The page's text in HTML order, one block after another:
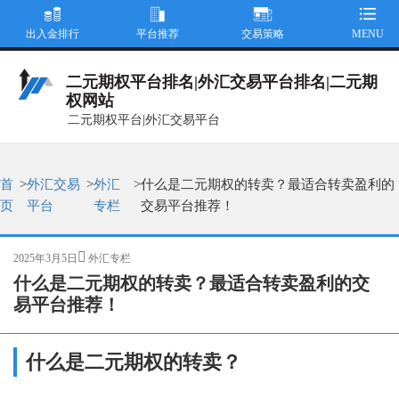
二元期权平台排名|外汇交易平台排名|二元期
权网站
二元期权平台|外汇交易平台
出入金排行 平台推荐 交易策略 MENU
首
页
>外汇交易
平台
>外汇
专栏
>什么是二元期权的转卖？最适合转卖盈利的
交易平台推荐！
发
布
于
2025年3月5日
分
类
外汇专栏
什么是二元期权的转卖？最适合转卖盈利的交
易平台推荐！
什么是二元期权的转卖？